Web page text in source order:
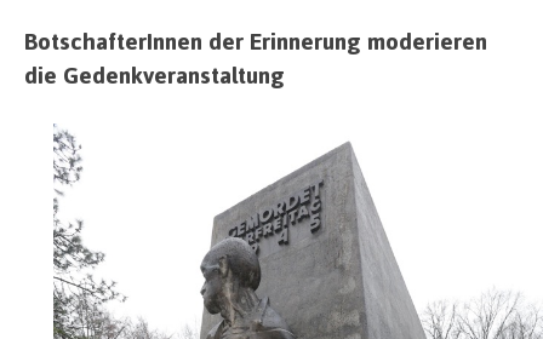
BotschafterInnen der Erinnerung moderieren
die Gedenkveranstaltung